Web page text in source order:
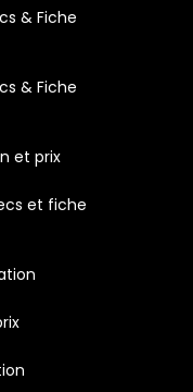
& Fiche
& Fiche
et prix
et fiche